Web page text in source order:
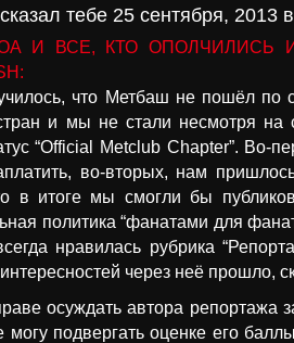
сказал тебе 25 сентября, 2013
И ВСЕ, КТО
что Метбаш не пошёл по
и мы не стали несмотря на
“Official Metclub Chapter”. Во-
во-вторых, нам
в итоге мы смогли бы
политика “фанатами для
нравилась рубрика
через неё прошло,
осуждать автора репортажа
могу подвергать оценке его